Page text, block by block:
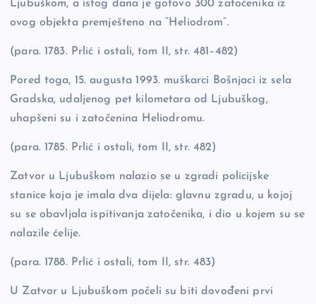
Ljubuškom, a istog dana je gotovo 300 zatočenika iz
ovog objekta premješteno na “Heliodrom”.
(para. 1783. Prlić i ostali, tom II, str. 481–482)
Pored toga, 15. augusta 1993. muškarci Bošnjaci iz sela
Gradska, udaljenog pet kilometara od Ljubuškog,
uhapšeni su i zatočenina Heliodromu.
(para. 1785. Prlić i ostali, tom II, str. 482)
Zatvor u Ljubuškom nalazio se u zgradi policijske
stanice koja je imala dva dijela: glavnu zgradu, u kojoj
su se obavljala ispitivanja zatočenika, i dio u kojem su se
nalazile ćelije.
(para. 1788. Prlić i ostali, tom II, str. 483)
U Zatvor u Ljubuškom počeli su biti dovođeni prvi